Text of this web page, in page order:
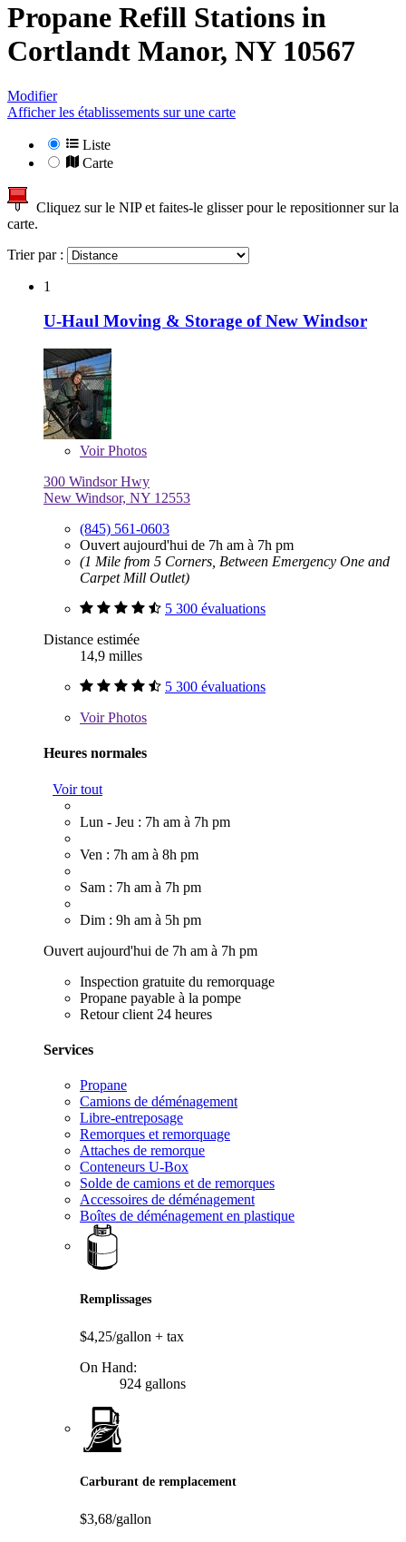
Propane Refill Stations in
Cortlandt Manor, NY 10567
Modifier
Afficher les établissements sur une carte
Liste
Carte
Cliquez sur le NIP et faites-le glisser pour le repositionner sur la
carte.
Trier par :
1
U-Haul Moving & Storage of New Windsor
VoirPhotos
300 Windsor Hwy
New Windsor, NY 12553
(845) 561-0603
Ouvert aujourd'hui de 7h am à 7h pm
(1 Mile from 5 Corners, Between Emergency One and
Carpet Mill Outlet)
5 300 évaluations
Distance estimée
14,9 milles
5 300 évaluations
VoirPhotos
Heures normales
Voir tout
Lun - Jeu : 7h am à 7h pm
Ven : 7h am à 8h pm
Sam : 7h am à 7h pm
Dim : 9h am à 5h pm
Ouvert aujourd'hui de 7h am à 7h pm
Inspection gratuite du remorquage
Propane payable à la pompe
Retour client 24 heures
Services
Propane
Camions de déménagement
Libre-entreposage
Remorques et remorquage
Attaches de remorque
Conteneurs U-Box
Solde de camions et de remorques
Accessoires de déménagement
Boîtes de déménagement en plastique
Remplissages
$4,25/gallon + tax
On Hand:
924 gallons
Carburant de remplacement
$3,68/gallon